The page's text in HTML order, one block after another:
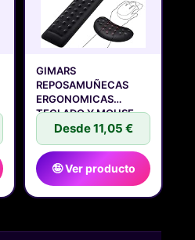
GIMARS
REPOSAMUÑECAS
ERGONOMICAS
TECLADO Y MOUSE,
REPOSA MUÑECAS
Desde 11,05 €
🤪 Ver producto